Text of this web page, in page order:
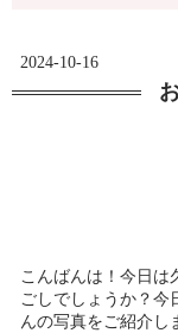
2024-10-16
こんばんは！今日は
ごしでしょうか？今
んの写真をご紹介し